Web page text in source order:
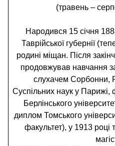
(травень –
Народився 15 січня
Таврійської губернії
родині міщан. Після
продовжував навчання
слухачем Сорбонни,
Суспільних наук у Парижі,
Берлінського
диплом Томського
факультет), у 1913 році